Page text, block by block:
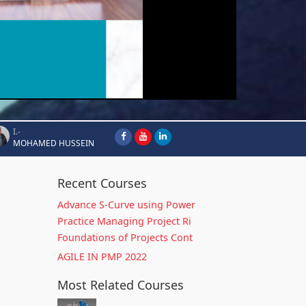
I.-
MOHAMED HUSSEIN
Recent Courses
Advance S-Curve using Power
Practice Managing Project Ri
Foundations of Projects Cont
AGILE IN PMP 2022
Most Related Courses